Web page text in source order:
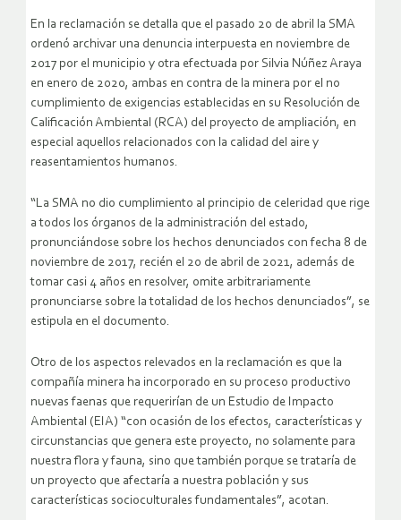
En la reclamación se detalla que el pasado 20 de abril la SMA
ordenó archivar una denuncia interpuesta en noviembre de
2017 por el municipio y otra efectuada por Silvia Núñez Araya
en enero de 2020, ambas en contra de la minera por el no
cumplimiento de exigencias establecidas en su Resolución de
Calificación Ambiental (RCA) del proyecto de ampliación, en
especial aquellos relacionados con la calidad del aire y
reasentamientos humanos.
“La SMA no dio cumplimiento al principio de celeridad que rige
a todos los órganos de la administración del estado,
pronunciándose sobre los hechos denunciados con fecha 8 de
noviembre de 2017, recién el 20 de abril de 2021, además de
tomar casi 4 años en resolver, omite arbitrariamente
pronunciarse sobre la totalidad de los hechos denunciados”, se
estipula en el documento.
Otro de los aspectos relevados en la reclamación es que la
compañía minera ha incorporado en su proceso productivo
nuevas faenas que requerirían de un Estudio de Impacto
Ambiental (EIA) “con ocasión de los efectos, características y
circunstancias que genera este proyecto, no solamente para
nuestra flora y fauna, sino que también porque se trataría de
un proyecto que afectaría a nuestra población y sus
características socioculturales fundamentales”, acotan.